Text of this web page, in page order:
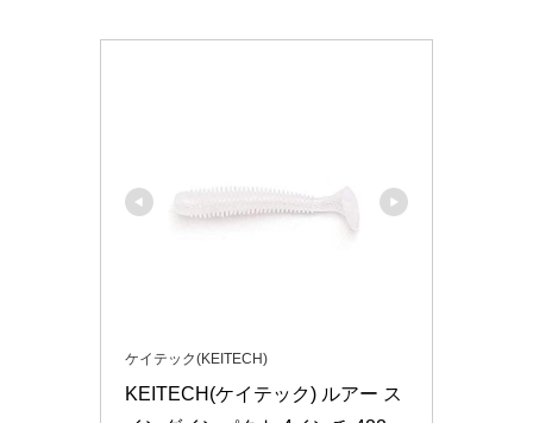
ケイテック(KEITECH)
KEITECH(ケイテック) ルアー ス